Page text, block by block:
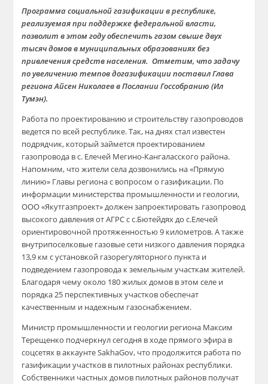
Программа социальной газификации в республике,
реализуемая при поддержке федеральной власти,
позволит в этом году обеспечить газом свыше двух
тысяч домов в муниципальных образованияхбез
привлечения средств населения. Отметим, что задачу
по увеличению темпов догазификации поставил Глава
региона Айсен Николаев в Послании Госсобранию (Ил
Тумэн).
Работа по проектированию и строительству газопроводов
ведется по всей республике. Так, на днях стал известен
подрядчик, который займется проектированием
газопровода в с. Елечей Мегино-Кангаласского района.
Напомним, что жители села дозвонились на «Прямую
линию» Главы региона с вопросом о газификации. По
информации министерства промышленности и геологии,
ООО «Якутгазпроект» должен запроектировать газопровод
высокого давления от АГРС сс.Бютейдях до с.Елечей
ориентировочной протяженностью 9 километров. А также
внутрипоселковые газовые сети низкого давления порядка
13,9 км с установкой газорегуляторного пункта и
подведением газопровода кземельным участкам жителей.
Благодаря чему около 180 жилых домов в этом селе и
порядка 25 перспективных участков обеспечат
качественным и надежным газоснабжением.
Министр промышленности и геологии региона Максим
Терещенко подчеркнулсегодня в ходе прямогоэфира в
соцсетях в аккаунтеSakhaGov, что продолжится работа по
газификации участков в пилотных районах республики.
Собственники частных домов пилотных районов получат